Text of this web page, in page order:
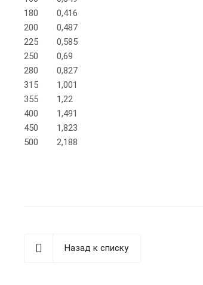
180
0,416
200
0,487
225
0,585
250
0,69
280
0,827
315
1,001
355
1,22
400
1,491
450
1,823
500
2,188
Назад к списку